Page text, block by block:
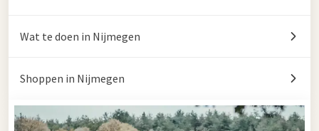
Wat te doen in Nijmegen
Shoppen in Nijmegen